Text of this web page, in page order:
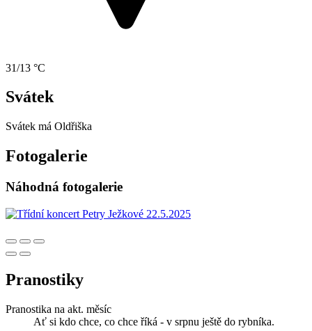
31/13 °C
Svátek
Svátek má Oldřiška
Fotogalerie
Náhodná fotogalerie
Pranostiky
Pranostika na akt. měsíc
Ať si kdo chce, co chce říká - v srpnu ještě do rybníka.